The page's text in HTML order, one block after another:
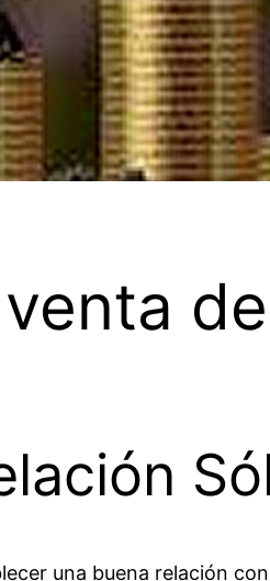
una buena relación